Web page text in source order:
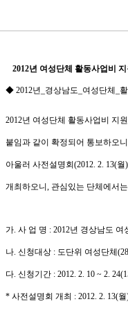
2012년 여성단체 활동사업비
◆ 2012년_경상남도_여성단체_
2012년 여성단체 활동사업비 지
붙임과 같이 확정되어 통보하오
아울러 사전설명회(2012. 2. 13(
개최하오니, 관심있는 단체에서
가. 사 업 명 : 2012년 경상남도 여
나. 신청대상 : 도단위 여성단체
다. 신청기간 : 2012. 2. 10 ~ 2.
* 사전설명회 개최 : 2012. 2. 13(